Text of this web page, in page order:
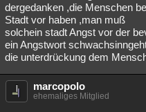
dergedanken ,die Menschen
Stadt vor haben ,man muß
solchein stadt Angst vor der
ein Angstwort
die unterdrückung dem
marcopolo
ehemaliges Mitglied